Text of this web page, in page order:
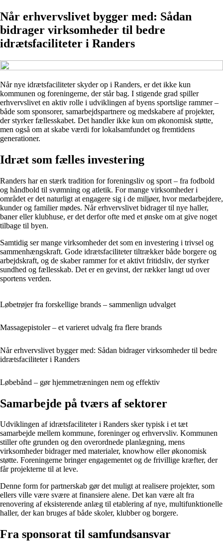
Når erhvervslivet bygger med: Sådan
bidrager virksomheder til bedre
idrætsfaciliteter i Randers
Når nye idrætsfaciliteter skyder op i Randers, er det ikke kun
kommunen og foreningerne, der står bag. I stigende grad spiller
erhvervslivet en aktiv rolle i udviklingen af byens sportslige rammer –
både som sponsorer, samarbejdspartnere og medskabere af projekter,
der styrker fællesskabet. Det handler ikke kun om økonomisk støtte,
men også om at skabe værdi for lokalsamfundet og fremtidens
generationer.
Idræt som fælles investering
Randers har en stærk tradition for foreningsliv og sport – fra fodbold
og håndbold til svømning og atletik. For mange virksomheder i
området er det naturligt at engagere sig i de miljøer, hvor medarbejdere,
kunder og familier mødes. Når erhvervslivet bidrager til nye haller,
baner eller klubhuse, er det derfor ofte med et ønske om at give noget
tilbage til byen.
Samtidig ser mange virksomheder det som en investering i trivsel og
sammenhængskraft. Gode idrætsfaciliteter tiltrækker både borgere og
arbejdskraft, og de skaber rammer for et aktivt fritidsliv, der styrker
sundhed og fællesskab. Det er en gevinst, der rækker langt ud over
sportens verden.
Løbetrøjer fra forskellige brands – sammenlign udvalget
Massagepistoler – et varieret udvalg fra flere brands
Når erhvervslivet bygger med: Sådan bidrager virksomheder til bedre
idrætsfaciliteter i Randers
Løbebånd – gør hjemmetræningen nem og effektiv
Samarbejde på tværs af sektorer
Udviklingen af idrætsfaciliteter i Randers sker typisk i et tæt
samarbejde mellem kommune, foreninger og erhvervsliv. Kommunen
stiller ofte grunden og den overordnede planlægning, mens
virksomheder bidrager med materialer, knowhow eller økonomisk
støtte. Foreningerne bringer engagementet og de frivillige kræfter, der
får projekterne til at leve.
Denne form for partnerskab gør det muligt at realisere projekter, som
ellers ville være svære at finansiere alene. Det kan være alt fra
renovering af eksisterende anlæg til etablering af nye, multifunktionelle
haller, der kan bruges af både skoler, klubber og borgere.
Fra sponsorat til samfundsansvar